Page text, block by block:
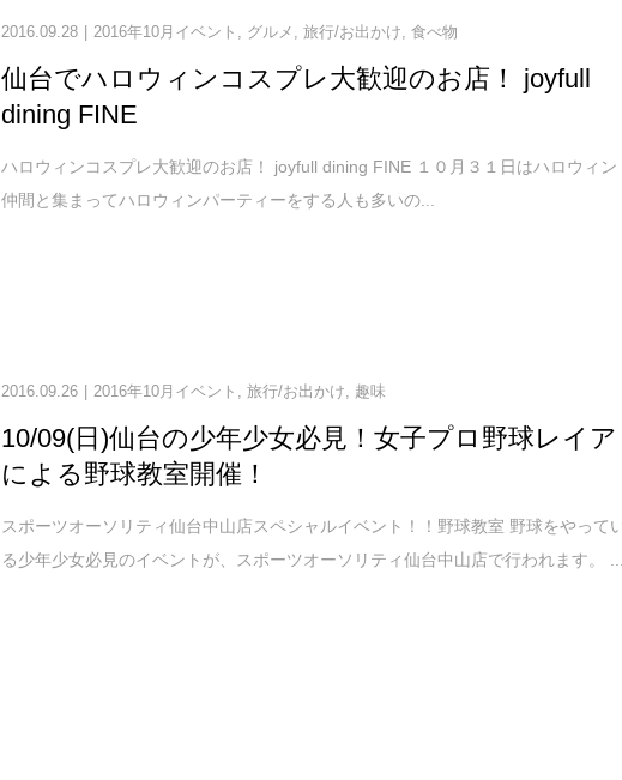
2016.09.28 2016年10月イベント , グルメ ,旅行/お出かけ,食べ物
仙台でハロウィンコスプレ大歓迎のお店！ joyfull
dining FINE
ハロウィンコスプレ大歓迎のお店！ joyfull dining FINE １０月３１日はハロウィン
仲間と集まってハロウィンパーティーをする人も多いの...
2016.09.26 2016年10月イベント ,旅行/お出かけ 趣味
10/09(日)仙台の少年少女必見！女子プロ野球レイア
による野球教室開催！
スポーツオーソリティ仙台中山店スペシャルイベント！！野球教室 野球をやって
る少年少女必見のイベントが、スポーツオーソリティ仙台中山店で行われます。 ...